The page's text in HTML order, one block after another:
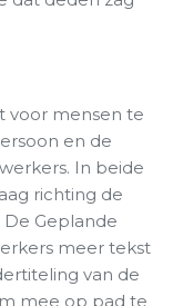
voor mensen te
en de
In beide
richting de
Geplande
meer tekst
van de
mee op pad te